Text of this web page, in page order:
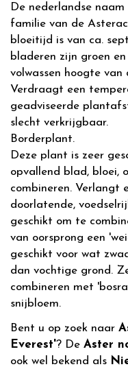
De nederlandse naam
familie van de
bloeitijd is van ca.
bladeren zijn groen
volwassen hoogte van
Verdraagt een
geadviseerde
slecht verkrijgbaar.
Borderplant.
Deze plant is zeer
opvallend blad, bloei,
combineren. Verlangt
doorlatende,
geschikt om te
van oorsprong een
geschikt voor wat
dan vochtige grond.
combineren met
snijbloem.
Bent u op zoek naar
Everest'? De Aster
ook wel bekend als